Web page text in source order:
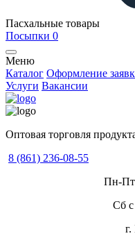
Пасхальные товары
Посыпки 0
Меню
Каталог Оформление
Услуги Вакансии
Оптовая торговля
8 (861) 236-08-55
Пн-Пт
Сб с